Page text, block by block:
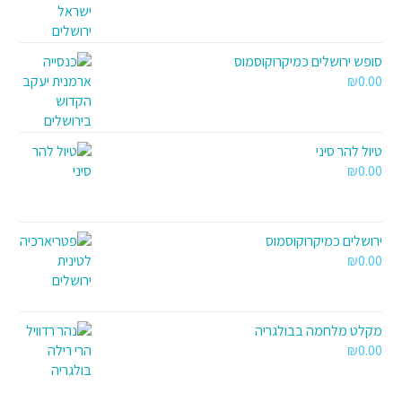
סופש ירושלים כמיקרוקוסמוס
₪0.00
טיול להר סיני
₪0.00
ירושלים כמיקרוקוסמוס
₪0.00
מקלט מלחמה בבולגריה
₪0.00